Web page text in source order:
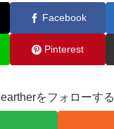
Facebook
Pinterest
eartherをフォローする